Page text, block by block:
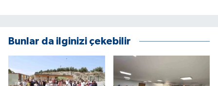
Bunlar da ilginizi çekebilir